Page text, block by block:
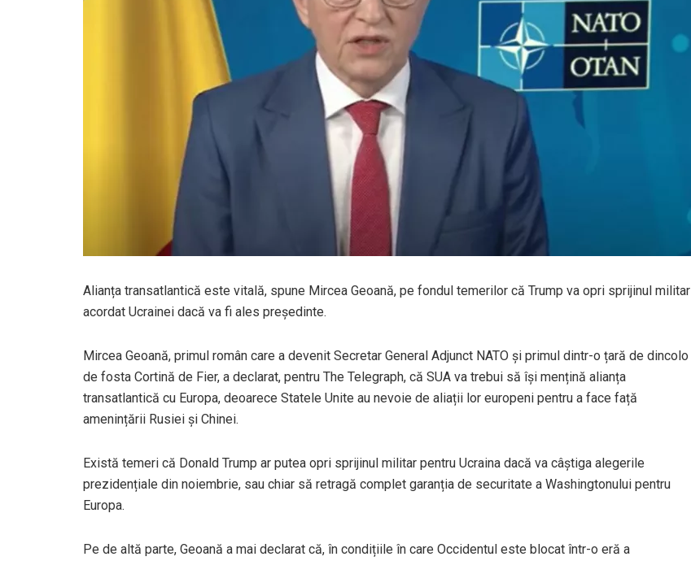
Alianța transatlantică este vitală, spune Mircea Geoană, pe fondul temerilor că Trump va opri sprijinul militar
acordat Ucrainei dacă va fi ales președinte.
Mircea Geoană, primul român care a devenit Secretar General Adjunct NATO și primul dintr-o țară de dincolo
de fosta Cortină de Fier, a declarat, pentru The Telegraph, că SUA va trebui să își mențină alianța
transatlantică cu Europa, deoarece Statele Unite au nevoie de aliații lor europeni pentru a face față
amenințării Rusiei și Chinei.
Există temeri că Donald Trump ar putea opri sprijinul militar pentru Ucraina dacă va câștiga alegerile
prezidențiale din noiembrie, sau chiar să retragă complet garanția de securitate a Washingtonului pentru
Europa.
Pe de altă parte, Geoană a mai declarat că, în condițiile în care Occidentul este blocat într-o eră a